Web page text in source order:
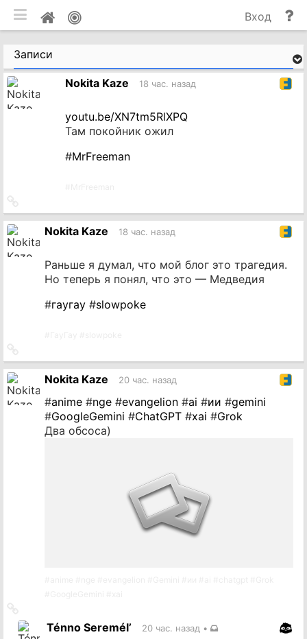
Мой
профиль
и
Вход
Записи
Nokita Kaze 18 час. назад
youtu.be/XN7tm5RlXPQ
Там покойник ожил
#MrFreeman
на
источникNokita Kaze 18 час. назад
Раньше я думал, что мой блог это трагедия.
Но теперь я понял, что это — Медведия
#гаугау #slowpoke
на
источникNokita Kaze 20 час. назад
#anime #nge #evangelion #ai #ии #gemini
#GoogleGemini #ChatGPT #xai #Grok
Два обсоса)
на
источникTénno Seremél’ 20 час. назад •
мобильная версия